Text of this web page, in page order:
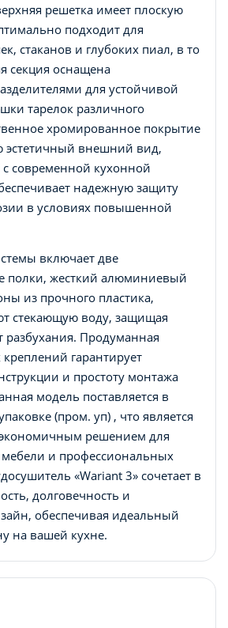
решетка имеет плоскую
подходит для
стаканов и глубоких пиал, в то
секция оснащена
для устойчивой
тарелок различного
хромированное покрытие
эстетичный внешний вид,
современной кухонной
надежную защиту
в условиях повышенной
включает две
полки, жесткий алюминиевый
из прочного пластика,
стекающую воду, защищая
разбухания. Продуманная
гарантирует
и простоту монтажа
модель поставляется в
(пром. уп) , что является
решением для
и профессиональных
«Wariant 3» сочетает в
долговечность и
обеспечивая идеальный
на вашей кухне.